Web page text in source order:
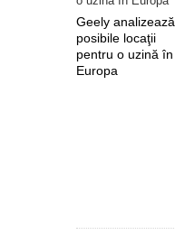
Geely analizează
posibile locaţii
pentru o uzină în
Europa